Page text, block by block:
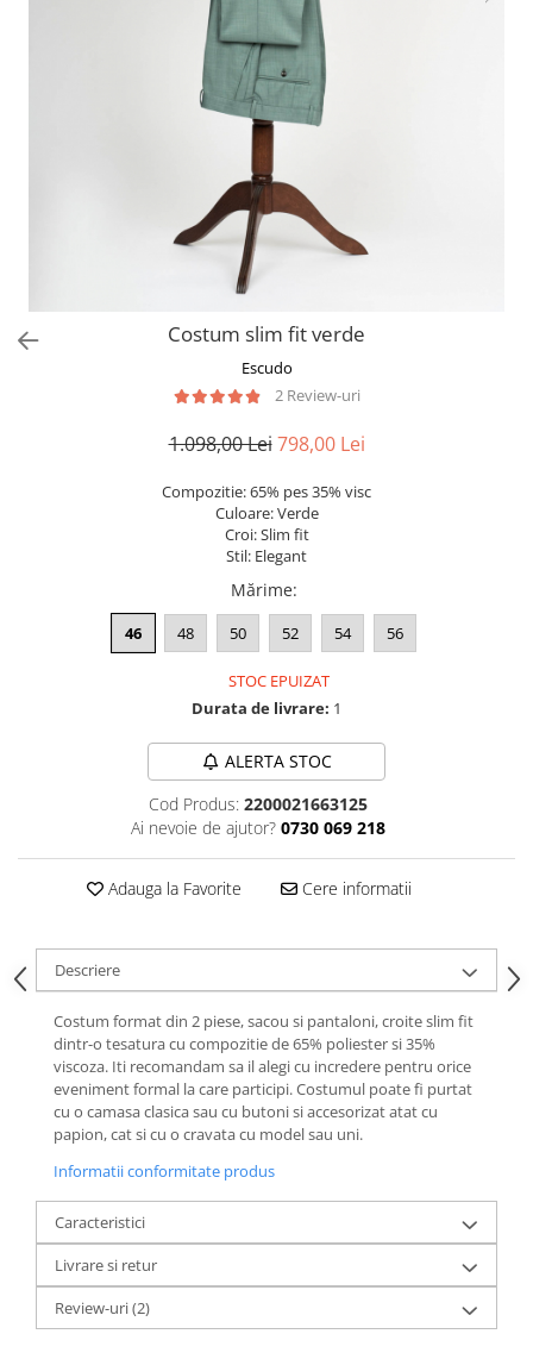
Costum slim fit verde
Escudo
2 Review-uri
1.098,00 Lei 798,00 Lei
Compozitie: 65% pes 35% visc
Culoare: Verde
Croi: Slim fit
Stil: Elegant
Mărime:
46 48 50 52 54 56
STOC EPUIZAT
Durata de livrare: 1
ALERTA STOC
Cod Produs: 2200021663125
Ai nevoie de ajutor? 0730 069 218
Adauga la Favorite Cere informatii
Descriere
Costum format din 2 piese, sacou si pantaloni, croite slim fit
dintr-o tesatura cu compozitie de 65% poliester si 35%
viscoza. Iti recomandam sa il alegi cu incredere pentru orice
eveniment formal la care participi. Costumul poate fi purtat
cu o camasa clasica sau cu butoni si accesorizat atat cu
papion, cat si cu o cravata cu model sau uni.
Informatii conformitate produs
Caracteristici
Livrare si retur
Review-uri(2)